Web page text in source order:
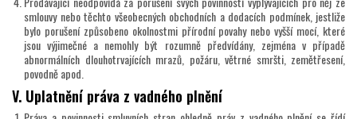
smlouvy nebo těchto všeobecných obchodních a dodacích podmínek, jestliže
bylo porušení způsobeno okolnostmi přírodní povahy nebo vyšší mocí, které
jsou výjimečné a nemohly být rozumně předvídány, zejména v případě
abnormálních dlouhotrvajících mrazů, požáru, větrné smršti, zemětřesení,
povodně apod.
V. Uplatnění práva z vadného plnění